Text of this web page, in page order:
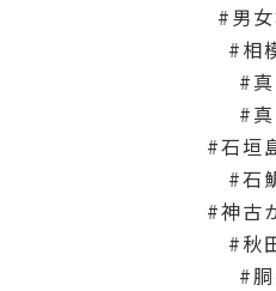
男
相
石垣
石
神古
秋